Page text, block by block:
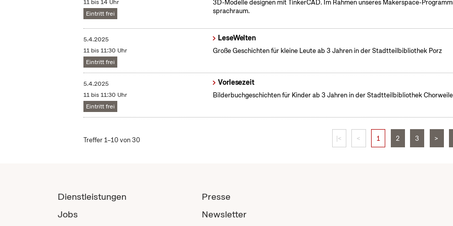
11 bis 14 Uhr
Eintritt frei
3D-Modelle designen mit TinkerCAD. Im Rahmen unseres Makerspace-
sprachraum.
5.4.2025
11 bis 11:30 Uhr
Eintritt frei
LeseWelten
Große Geschichten für kleine Leute ab 3 Jahren in der Stadtteilbibliothek Porz
5.4.2025
11 bis 11:30 Uhr
Eintritt frei
Vorlesezeit
Bilderbuchgeschichten für Kinder ab 3 Jahren in der Stadtteilbibliothek
Treffer 1–10 von 30 |< < 1 2 3 >
Dienstleistungen
Jobs
Presse
Newsletter